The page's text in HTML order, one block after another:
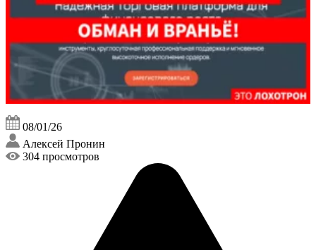
08/01/26
Алексей Пронин
304 просмотров